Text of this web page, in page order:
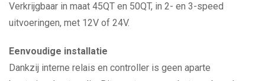
Verkrijgbaar in maat 45QT en 50QT, in 2- en 3-speed
uitvoeringen, met 12V of 24V.
Eenvoudige installatie
Dankzij interne relais en controller is geen aparte